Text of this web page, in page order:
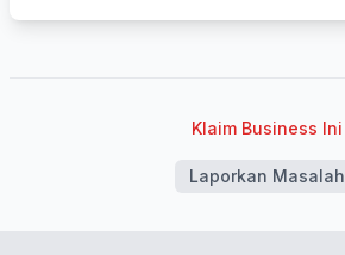
Klaim Business Ini
Laporkan Masalah